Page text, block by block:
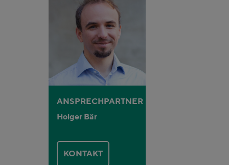
ANSPRECHPARTNER
Holger Bär
KONTAKT